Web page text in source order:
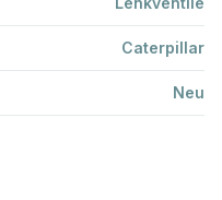
Caterpillar
Neu